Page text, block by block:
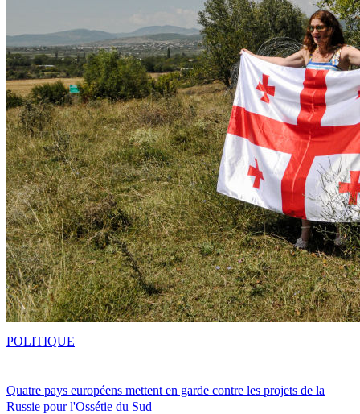
Quatre pays européens mettent en garde contre les projets de la
Russie pour l'Ossétie du Sud
POLITIQUE